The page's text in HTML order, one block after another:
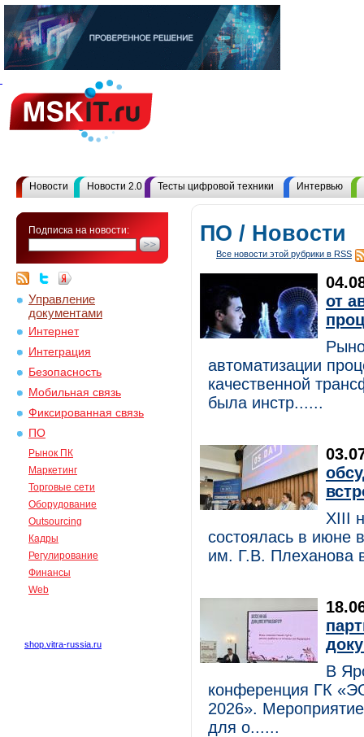
Новости Новости 2.0 Тесты цифровой техники Интервью
Подписка на новости:
Управление
документами
Интернет
Интеграция
Безопасность
Мобильная связь
Фиксированная связь
ПО
Рынок ПК
Маркетинг
Торговые сети
Оборудование
Outsourcing
Кадры
Регулирование
Финансы
Web
shop.vitra-russia.ru
ПО / Новости
Все новости этой рубрики в RSS
от
автоматизации
качественной
была инстр......
XIII
состоялась в июне
им. Г.В. Плеханова
В
конференция ГК
2026».
для о......